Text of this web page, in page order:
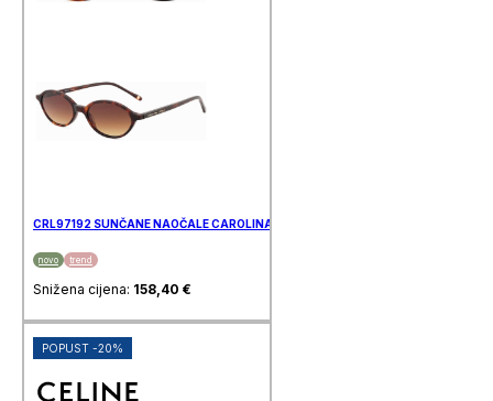
CRL97192 SUNČANE NAOČALE CAROLINA LEMKE
novo trend
Snižena cijena: 158,40 €
POPUST -20%